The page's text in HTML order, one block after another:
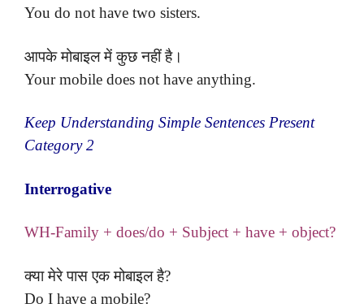
You do not have two sisters.
आपके मोबाइल में कुछ नहीं है।
Your mobile does not have anything.
Keep Understanding Simple Sentences Present
Category 2
Interrogative
WH-Family + does/do + Subject + have + object?
क्या मेरे पास एक मोबाइल है?
Do I have a mobile?